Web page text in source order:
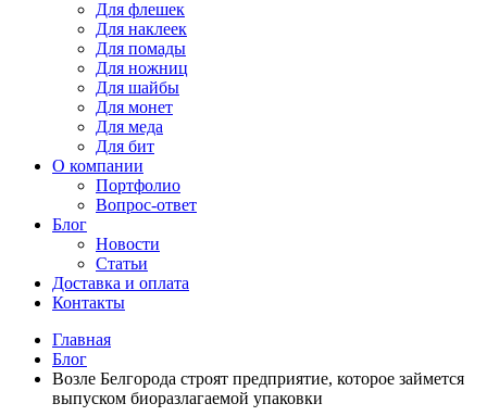
Для флешек
Для наклеек
Для помады
Для ножниц
Для шайбы
Для монет
Для меда
Для бит
О компании
Портфолио
Вопрос-ответ
Блог
Новости
Статьи
Доставка и оплата
Контакты
Главная
Блог
Возле Белгорода строят предприятие, которое займется
выпуском биоразлагаемой упаковки